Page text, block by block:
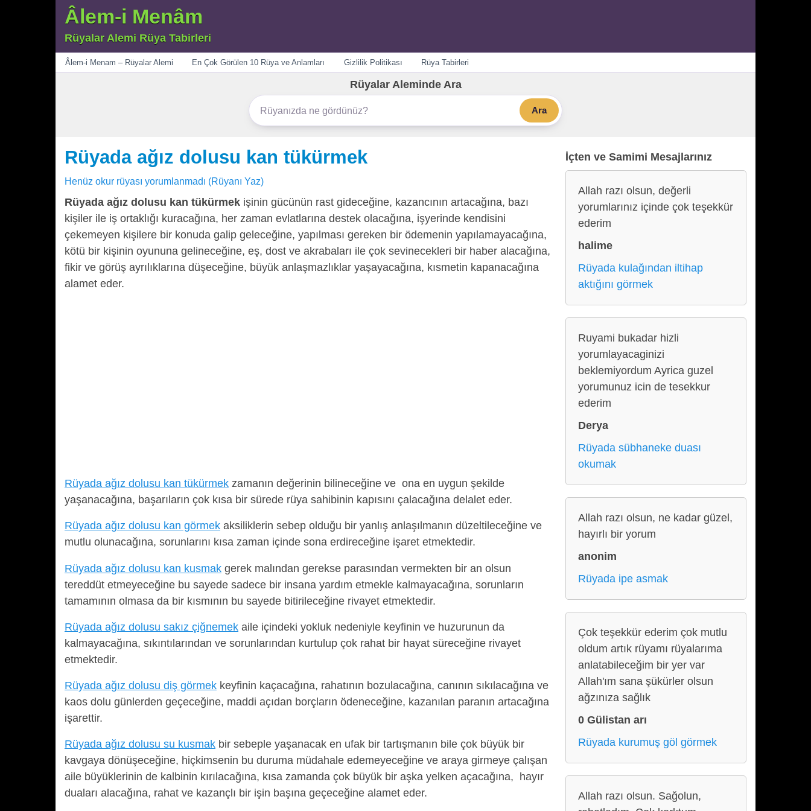
Âlem-i Menâm
Rüyalar Alemi Rüya Tabirleri
Menü
Âlem-i Menam – Rüyalar Alemi En Çok Görülen 10 Rüya ve Anlamları Gizlilik Politikası Rüya Tabirleri
Rüyalar Aleminde Ara
Ara
Rüyada ağız dolusu kan tükürmek
Henüz okur rüyası yorumlanmadı (Rüyanı Yaz)
Rüyada ağız dolusu kan tükürmek işinin gücünün rast gideceğine, kazancının artacağına, bazı
kişiler ile iş ortaklığı kuracağına, her zaman evlatlarına destek olacağına, işyerinde kendisini
çekemeyen kişilere bir konuda galip geleceğine, yapılması gereken bir ödemenin yapılamayacağına,
kötü bir kişinin oyununa gelineceğine, eş, dost ve akrabaları ile çok sevinecekleri bir haber alacağına,
fikir ve görüş ayrılıklarına düşeceğine, büyük anlaşmazlıklar yaşayacağına, kısmetin kapanacağına
alamet eder.
Rüyada ağız dolusu kan tükürmek zamanın değerinin bilineceğine ve ona en uygun şekilde
yaşanacağına, başarıların çok kısa bir sürede rüya sahibinin kapısını çalacağına delalet eder.
Rüyada ağız dolusu kan görmek aksiliklerin sebep olduğu bir yanlış anlaşılmanın düzeltileceğine ve
mutlu olunacağına, sorunlarını kısa zaman içinde sona erdireceğine işaret etmektedir.
Rüyada ağız dolusu kan kusmak gerek malından gerekse parasından vermekten bir an olsun
tereddüt etmeyeceğine bu sayede sadece bir insana yardım etmekle kalmayacağına, sorunların
tamamının olmasa da bir kısmının bu sayede bitirileceğine rivayet etmektedir.
Rüyada ağız dolusu sakız çiğnemek aile içindeki yokluk nedeniyle keyfinin ve huzurunun da
kalmayacağına, sıkıntılarından ve sorunlarından kurtulup çok rahat bir hayat süreceğine rivayet
etmektedir.
Rüyada ağız dolusu diş görmek keyfinin kaçacağına, rahatının bozulacağına, canının sıkılacağına ve
kaos dolu günlerden geçeceğine, maddi açıdan borçların ödeneceğine, kazanılan paranın artacağına
işarettir.
Rüyada ağız dolusu su kusmak bir sebeple yaşanacak en ufak bir tartışmanın bile çok büyük bir
kavgaya dönüşeceğine, hiçkimsenin bu duruma müdahale edemeyeceğine ve araya girmeye çalışan
aile büyüklerinin de kalbinin kırılacağına, kısa zamanda çok büyük bir aşka yelken açacağına, hayır
duaları alacağına, rahat ve kazançlı bir işin başına geçeceğine alamet eder.
İçten ve Samimi Mesajlarınız
Allah razı olsun, değerli
yorumlarınız içinde çok teşekkür
ederim
halime
Rüyada kulağından iltihap
aktığını görmek
Ruyami bukadar hizli
yorumlayacaginizi
beklemiyordum Ayrica guzel
yorumunuz icin de tesekkur
ederim
Derya
Rüyada sübhaneke duası
okumak
Allah razı olsun, ne kadar güzel,
hayırlı bir yorum
anonim
Rüyada ipe asmak
Çok teşekkür ederim çok mutlu
oldum artık rüyamı rüyalarıma
anlatabileceğim bir yer var
Allah'ım sana şükürler olsun
ağzınıza sağlık
0 Gülistan arı
Rüyada kurumuş göl görmek
Allah razı olsun. Sağolun,